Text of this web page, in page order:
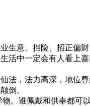
生意、挡险、招正偏
活中一定会有人看上
法，法力高深，地位
倒。
。谁佩戴和供奉都可